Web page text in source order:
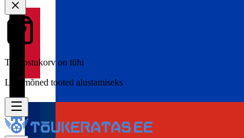
Teie ostukorv on tühi
Lisa mõned tooted alustamiseks